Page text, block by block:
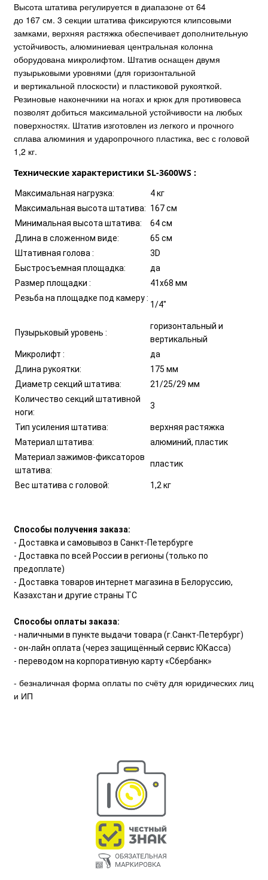
Высота штатива регулируется в диапазоне от 64
до 167 см. 3 секции штатива фиксируются клипсовыми
замками, верхняя растяжка обеспечивает дополнительную
устойчивость, алюминиевая центральная колонна
оборудована микролифтом. Штатив оснащен двумя
пузырьковыми уровнями (для горизонтальной
и вертикальной плоскости) и пластиковой рукояткой.
Резиновые наконечники на ногах и крюк для противовеса
позволят добиться максимальной устойчивости на любых
поверхностях. Штатив изготовлен из легкого и прочного
сплава алюминия и ударопрочного пластика, вес с головой
1,2 кг.
Технические характеристики SL-3600WS :
Максимальная нагрузка:
4 кг
Максимальная высота штатива: 167 cм
Минимальная высота штатива:
64 cм
Длина в сложенном виде:
65 cм
Штативная голова :
3D
Быстросъемная площадка:
да
Размер площадки :
41х68 мм
Резьба на площадке под камеру :
1/4"
Пузырьковый уровень :
горизонтальный и
вертикальный
Микролифт :
да
Длина рукоятки:
175 мм
Диаметр секций штатива:
21/25/29 мм
Количество секций штативной
ноги:
3
Тип усиления штатива:
верхняя растяжка
Материал штатива:
алюминий, пластик
Материал зажимов-фиксаторов
штатива:
пластик
Вес штатива с головой: 1,2 кг
Способы получения заказа:
- Доставка и самовывоз в Санкт-Петербурге
- Доставка по всей России в регионы (только по
предоплате)
- Доставка товаров интернет магазина в Белоруссию,
Казахстан и другие страны ТС
Способы оплаты заказа:
- наличными в пункте выдачи товара (г.Санкт-Петербург)
- он-лайн оплата (через защищённый сервис ЮКасса)
- переводом на корпоративную карту «Сбербанк»
- безналичная форма оплаты по счёту для юридических лиц
и ИП